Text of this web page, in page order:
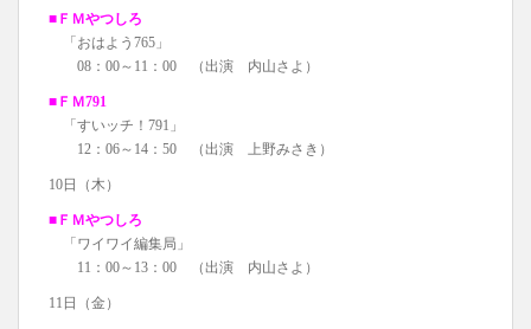
■ＦＭやつしろ
「おはよう765」
08：00～11：00 （出演 内山さよ）
■ＦＭ791
「すいッチ！791」
12：06～14：50 （出演 上野みさき）
10日（木）
■ＦＭやつしろ
「ワイワイ編集局」
11：00～13：00 （出演 内山さよ）
11日（金）